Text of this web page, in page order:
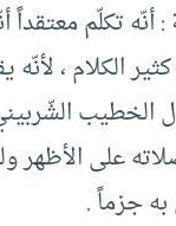
: أنّه تكلّم
الكلام ،
الخطيب
على الأظهر
جزماً .